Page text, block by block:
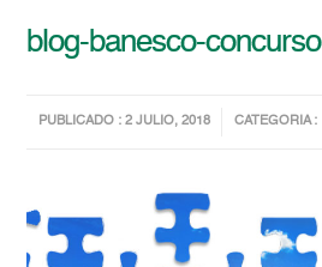
blog-banesco-concurso
PUBLICADO : 2 JULIO, 2018 CATEGORIA :